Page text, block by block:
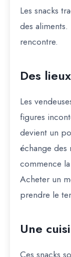
Les snacks
des
rencontre.
Des
Les
figures
devient un
échange des
commence
Acheter un
prendre le
Une
Ces snacks